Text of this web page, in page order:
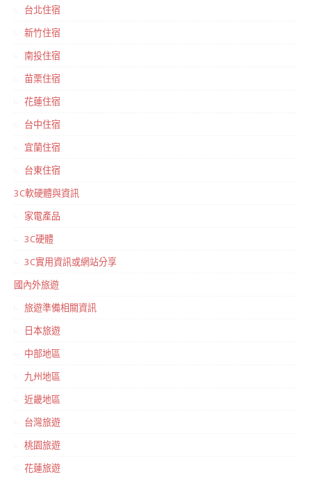
台北住宿
新竹住宿
南投住宿
苗栗住宿
花蓮住宿
台中住宿
宜蘭住宿
台東住宿
3C軟硬體與資訊
家電產品
3C硬體
3C實用資訊或網站分享
國內外旅遊
旅遊準備相關資訊
日本旅遊
中部地區
九州地區
近畿地區
台灣旅遊
桃園旅遊
花蓮旅遊